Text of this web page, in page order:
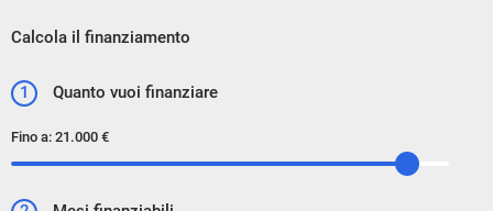
Calcola il finanziamento
1 Quanto vuoi finanziare
Fino a: 21.000 €